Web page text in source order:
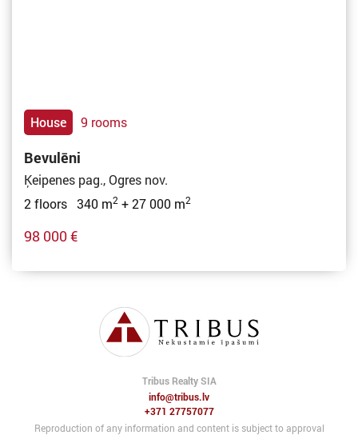
House 9 rooms
Bevulēni
Ķeipenes pag., Ogres nov.
2 floors 340 m2 + 27 000 m2
98 000 €
Tribus Realty SIA
info@tribus.lv
+371 27757077
Reproduction of any information and content is subject to approval